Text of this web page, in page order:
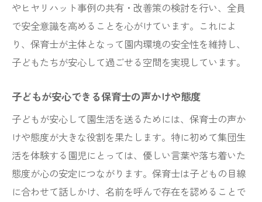
やヒヤリハット事例の共有・改善策の検討を行い、全員
で安全意識を高めることを心がけています。これによ
り、保育士が主体となって園内環境の安全性を維持し、
子どもたちが安心して過ごせる空間を実現しています。
子どもが安心できる保育士の声かけや態度
子どもが安心して園生活を送るためには、保育士の声か
けや態度が大きな役割を果たします。特に初めて集団生
活を体験する園児にとっては、優しい言葉や落ち着いた
態度が心の安定につながります。保育士は子どもの目線
に合わせて話しかけ、名前を呼んで存在を認めることで